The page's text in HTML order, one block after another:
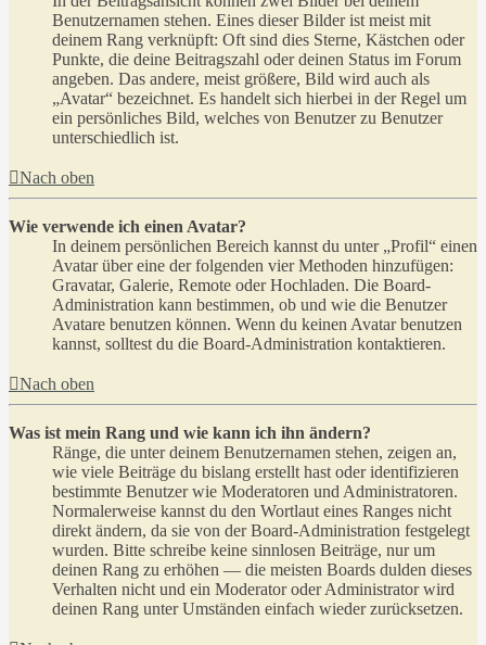
Benutzernamen stehen. Eines dieser Bilder ist meist mit
deinem Rang verknüpft: Oft sind dies Sterne, Kästchen oder
Punkte, die deine Beitragszahl oder deinen Status im Forum
angeben. Das andere, meist größere, Bild wird auch als
„Avatar“ bezeichnet. Es handelt sich hierbei in der Regel um
ein persönliches Bild, welches von Benutzer zu Benutzer
unterschiedlich ist.
Nach oben
Wie verwende ich einen Avatar?
In deinem persönlichen Bereich kannst du unter „Profil“ einen
Avatar über eine der folgenden vier Methoden hinzufügen:
Gravatar, Galerie, Remote oder Hochladen. Die Board-
Administration kann bestimmen, ob und wie die Benutzer
Avatare benutzen können. Wenn du keinen Avatar benutzen
kannst, solltest du die Board-Administration kontaktieren.
Nach oben
Was ist mein Rang und wie kann ich ihn ändern?
Ränge, die unter deinem Benutzernamen stehen, zeigen an,
wie viele Beiträge du bislang erstellt hast oder identifizieren
bestimmte Benutzer wie Moderatoren und Administratoren.
Normalerweise kannst du den Wortlaut eines Ranges nicht
direkt ändern, da sie von der Board-Administration festgelegt
wurden. Bitte schreibe keine sinnlosen Beiträge, nur um
deinen Rang zu erhöhen — die meisten Boards dulden dieses
Verhalten nicht und ein Moderator oder Administrator wird
deinen Rang unter Umständen einfach wieder zurücksetzen.